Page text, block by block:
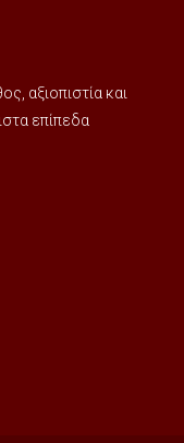
αξιοπιστία και
επίπεδα